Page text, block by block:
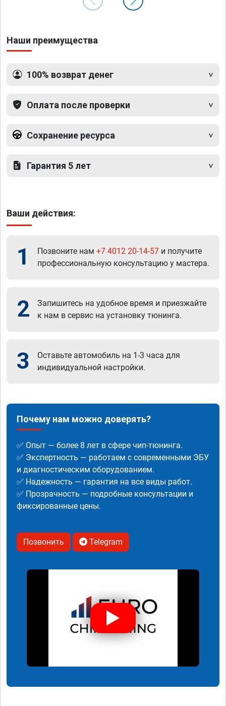
Наши преимущества
100% возврат денег
Оплата после проверки
Сохранение ресурса
Гарантия 5 лет
Ваши действия:
1 Позвоните нам +7 4012 20-14-57 и получите
профессиональную консультацию у мастера.
2
Запишитесь на удобное время и приезжайте
к нам в сервис на установку тюнинга.
3
Оставьте автомобиль на 1-3 часа для
индивидуальной настройки.
Почему нам можно доверять?
✅ Опыт — более 8 лет в сфере чип-тюнинга.
✅ Экспертность — работаем с современными ЭБУ
и диагностическим оборудованием.
✅ Надежность — гарантия на все виды работ.
✅ Прозрачность — подробные консультации и
фиксированные цены.
Позвонить Telegram